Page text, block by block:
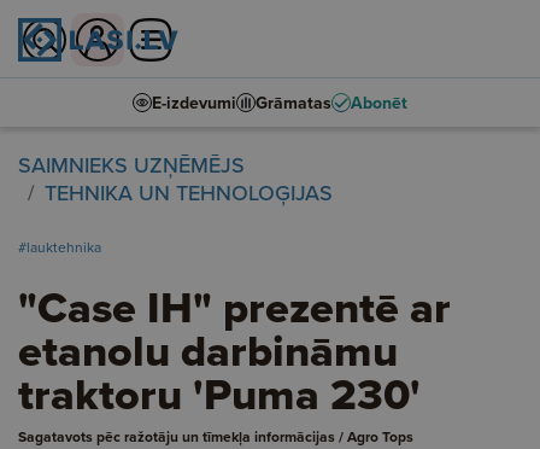
E-izdevumi Grāmatas Abonēt
SAIMNIEKS UZŅĒMĒJS
TEHNIKA UN TEHNOLOĢIJAS
#lauktehnika
"Case IH" prezentē ar
etanolu darbināmu
traktoru 'Puma 230'
Sagatavots pēc ražotāju un tīmekļa informācijas / Agro Tops